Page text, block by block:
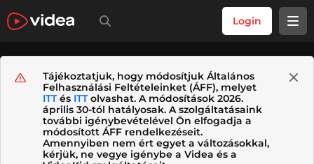
Login
Tájékoztatjuk, hogy módosítjuk Általános
Felhasználási Feltételeinket (ÁFF), melyet
ITTés ITTolvashat. A módosítások 2026.
április 30-tól hatályosak. A szolgáltatásaink
további igénybevételével Ön elfogadja a
módosított ÁFF rendelkezéseit.
Amennyiben nem ért egyet a változásokkal,
kérjük, ne vegye igénybe a Videa és a